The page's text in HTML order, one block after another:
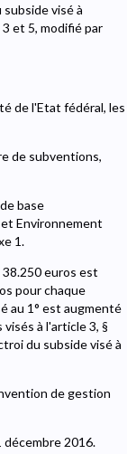
visé à
et 5, modifié par
de l'Etat fédéral, les
de subventions,
base
Environnement
1.
euros est
pour chaque
au 1° est augmenté
à l'article 3, §
du subside visé à
de gestion
décembre 2016.